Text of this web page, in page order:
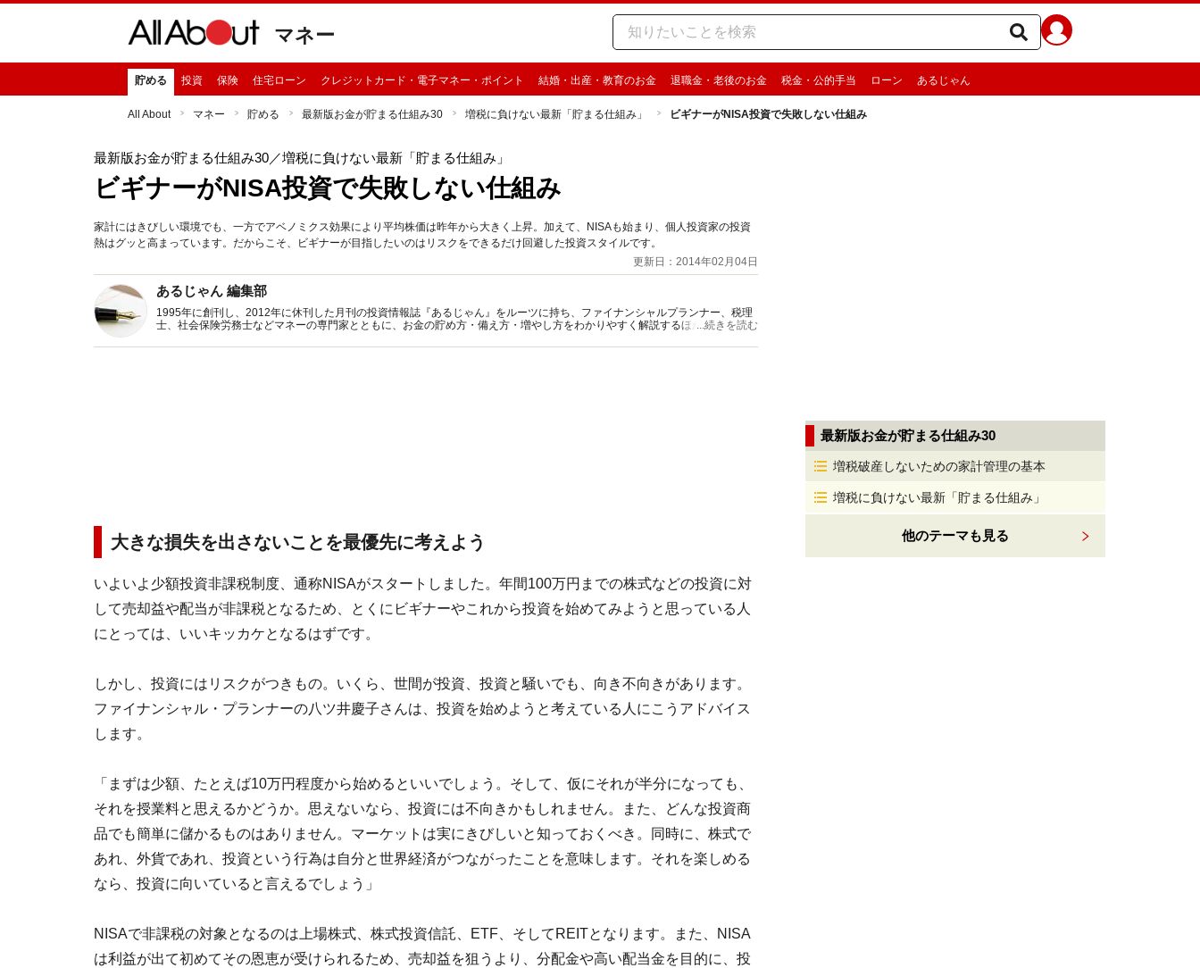
マネー
貯める 投資 保険 住宅ローン クレジットカード・電子マネー・ポイント 結婚・出産・教育のお金 退職金・老後のお金 税金・公的手当 ローン あるじゃん
All About マネー 貯める 最新版お金が貯まる仕組み30 増税に負けない最新「貯まる仕組み」 ビギナーがNISA投資で失敗しない仕組み
最新版お金が貯まる仕組み30／増税に負けない最新「貯まる仕組み」
ビギナーがNISA投資で失敗しない仕組み
家計にはきびしい環境でも、一方でアベノミクス効果により平均株価は昨年から大きく上昇。加えて、NISAも始まり、個人投資家の投資
熱はグッと高まっています。だからこそ、ビギナーが目指したいのはリスクをできるだけ回避した投資スタイルです。
更新日：2014年02月04日
あるじゃん 編集部
1995年に創刊し、2012年に休刊した月刊の投資情報誌『あるじゃん』をルーツに持ち、ファイナンシャルプランナー、税理
士、社会保険労務士などマネーの専門家とともに、お金の貯め方・備え方・増やし方をわかりやすく解説するほか、マネー最
...続きを読む
大きな損失を出さないことを最優先に考えよう
いよいよ少額投資非課税制度、通称NISAがスタートしました。年間100万円までの株式などの投資に対
して売却益や配当が非課税となるため、とくにビギナーやこれから投資を始めてみようと思っている人
にとっては、いいキッカケとなるはずです。
しかし、投資にはリスクがつきもの。いくら、世間が投資、投資と騒いでも、向き不向きがあります。
ファイナンシャル・プランナーの八ツ井慶子さんは、投資を始めようと考えている人にこうアドバイス
します。
「まずは少額、たとえば10万円程度から始めるといいでしょう。そして、仮にそれが半分になっても、
それを授業料と思えるかどうか。思えないなら、投資には不向きかもしれません。また、どんな投資商
品でも簡単に儲かるものはありません。マーケットは実にきびしいと知っておくべき。同時に、株式で
あれ、外貨であれ、投資という行為は自分と世界経済がつながったことを意味します。それを楽しめる
なら、投資に向いていると言えるでしょう」
NISAで非課税の対象となるのは上場株式、株式投資信託、ETF、そしてREITとなります。また、NISA
は利益が出て初めてその恩恵が受けられるため、売却益を狙うより、分配金や高い配当金を目的に、投
最新版お金が貯まる仕組み30
増税破産しないための家計管理の基本
増税に負けない最新「貯まる仕組み」
他のテーマも見る